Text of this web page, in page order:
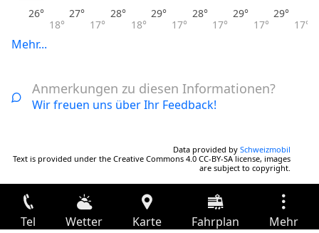
26°
18°
27°
17°
28°
18°
29°
17°
28°
17°
29°
17°
29°
17°
Mehr...
Anmerkungen zu diesen Informationen?
Wir freuen uns über Ihr Feedback!
Data provided by Schweizmobil
Text is provided under the Creative Commons 4.0 CC-BY-SA license, images
are subject to copyright.
Tel Wetter Karte Fahrplan Mehr